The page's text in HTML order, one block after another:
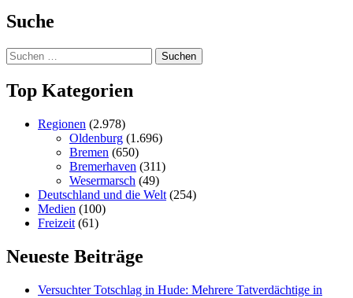
Suche
Suchen
nach:
Top Kategorien
Regionen (2.978)
Oldenburg (1.696)
Bremen (650)
Bremerhaven (311)
Wesermarsch (49)
Deutschland und die Welt (254)
Medien (100)
Freizeit (61)
Neueste Beiträge
Versucht­er Totschlag in Hude: Mehrere Tatverdächtige in